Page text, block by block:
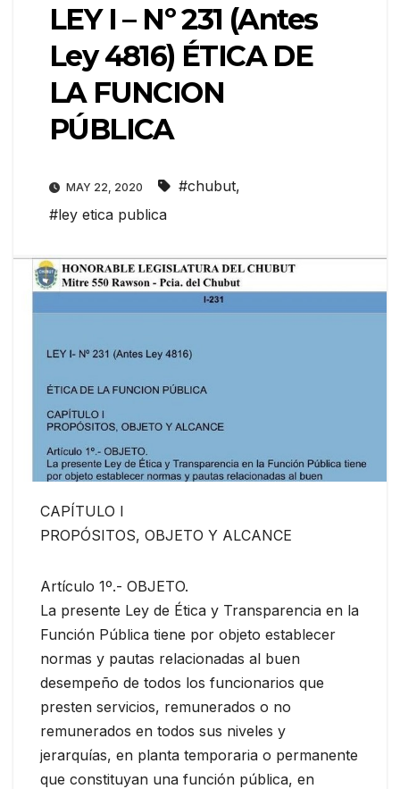
LEY I – Nº 231 (Antes
Ley 4816) ÉTICA DE
LA FUNCION
PÚBLICA
MAY 22, 2020 #chubut,
#ley etica publica
CAPÍTULO I
PROPÓSITOS, OBJETO Y ALCANCE
Artículo 1º.- OBJETO.
La presente Ley de Ética y Transparencia en la
Función Pública tiene por objeto establecer
normas y pautas relacionadas al buen
desempeño de todos los funcionarios que
presten servicios, remunerados o no
remunerados en todos sus niveles y
jerarquías, en planta temporaria o permanente
que constituyan una función pública, en